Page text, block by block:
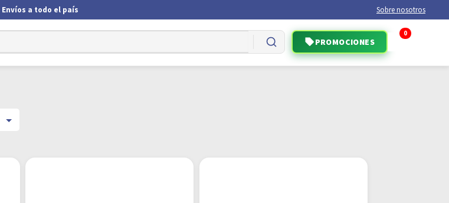
Envíos a todo el país Sobre nosotros
PROMOCIONES
0